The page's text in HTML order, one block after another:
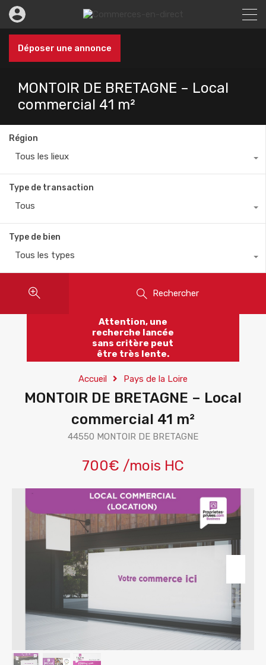
Déposer une annonce
MONTOIR DE BRETAGNE – Local
commercial 41 m²
Région
Tous les lieux
Type de transaction
Tous
Type de bien
Tous les types
Rechercher
Attention, une
recherche lancée
sans critère peut
être très lente.
Accueil Pays de la Loire
MONTOIR DE BRETAGNE – Local
commercial 41 m²
44550 MONTOIR DE BRETAGNE
700€ /mois HC